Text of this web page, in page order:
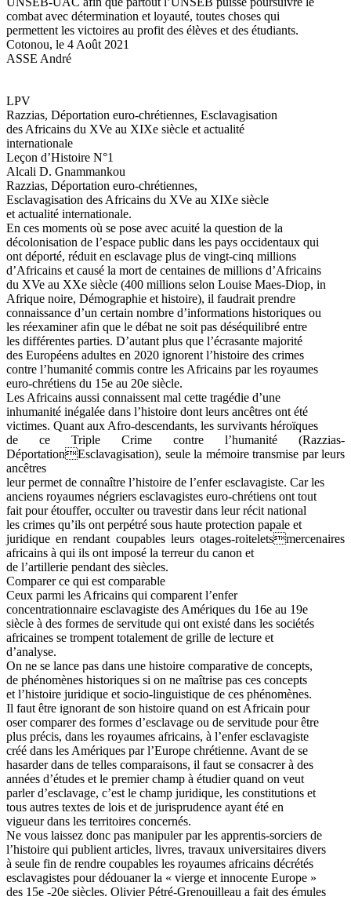
combat avec détermination et loyauté, toutes choses qui
permettent les victoires au profit des élèves et des étudiants.
Cotonou, le 4 Août 2021
ASSE André
LPV
Razzias, Déportation euro-chrétiennes, Esclavagisation
des Africains du XVe au XIXe siècle et actualité
internationale
Leçon d’Histoire N°1
Alcali D. Gnammankou
Razzias, Déportation euro-chrétiennes,
Esclavagisation des Africains du XVe au XIXe siècle
et actualité internationale.
En ces moments où se pose avec acuité la question de la
décolonisation de l’espace public dans les pays occidentaux qui
ont déporté, réduit en esclavage plus de vingt-cinq millions
d’Africains et causé la mort de centaines de millions d’Africains
du XVe au XXe siècle (400 millions selon Louise Maes-Diop, in
Afrique noire, Démographie et histoire), il faudrait prendre
connaissance d’un certain nombre d’informations historiques ou
les réexaminer afin que le débat ne soit pas déséquilibré entre
les différentes parties. D’autant plus que l’écrasante majorité
des Européens adultes en 2020 ignorent l’histoire des crimes
contre l’humanité commis contre les Africains par les royaumes
euro-chrétiens du 15e au 20e siècle.
Les Africains aussi connaissent mal cette tragédie d’une
inhumanité inégalée dans l’histoire dont leurs ancêtres ont été
victimes. Quant aux Afro-descendants, les survivants héroïques
de ce Triple Crime contre l’humanité (Razzias-
DéportationEsclavagisation), seule la mémoire transmise par leurs
ancêtres
leur permet de connaître l’histoire de l’enfer esclavagiste. Car les
anciens royaumes négriers esclavagistes euro-chrétiens ont tout
fait pour étouffer, occulter ou travestir dans leur récit national
les crimes qu’ils ont perpétré sous haute protection papale et
juridique en rendant coupables leurs otages-roiteletsmercenaires
africains à qui ils ont imposé la terreur du canon et
de l’artillerie pendant des siècles.
Comparer ce qui est comparable
Ceux parmi les Africains qui comparent l’enfer
concentrationnaire esclavagiste des Amériques du 16e au 19e
siècle à des formes de servitude qui ont existé dans les sociétés
africaines se trompent totalement de grille de lecture et
d’analyse.
On ne se lance pas dans une histoire comparative de concepts,
de phénomènes historiques si on ne maîtrise pas ces concepts
et l’histoire juridique et socio-linguistique de ces phénomènes.
Il faut être ignorant de son histoire quand on est Africain pour
oser comparer des formes d’esclavage ou de servitude pour être
plus précis, dans les royaumes africains, à l’enfer esclavagiste
créé dans les Amériques par l’Europe chrétienne. Avant de se
hasarder dans de telles comparaisons, il faut se consacrer à des
années d’études et le premier champ à étudier quand on veut
parler d’esclavage, c’est le champ juridique, les constitutions et
tous autres textes de lois et de jurisprudence ayant été en
vigueur dans les territoires concernés.
Ne vous laissez donc pas manipuler par les apprentis-sorciers de
l’histoire qui publient articles, livres, travaux universitaires divers
à seule fin de rendre coupables les royaumes africains décrétés
esclavagistes pour dédouaner la « vierge et innocente Europe »
des 15e -20e siècles. Olivier Pétré-Grenouilleau a fait des émules